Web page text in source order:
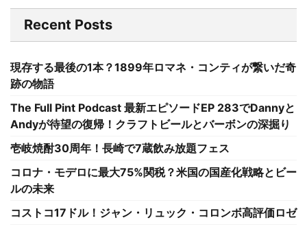
Recent Posts
現存する最後の1本？1899年ロマネ・コンティが繋いだ奇
跡の物語
The Full Pint Podcast 最新エピソードEP 283でDannyと
Andyが待望の復帰！クラフトビールとバーボンの深掘り
壱岐焼酎30周年！長崎で7蔵飲み放題フェス
コロナ・モデロに最大75%関税？米国の国産化戦略とビー
ルの未来
コストコ17ドル！ジャン・リュック・コロンボ高評価ロゼ